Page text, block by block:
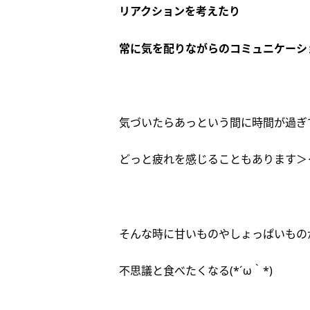
リアクションを考えたり
常に気を配りながらのコミュニケーシ
気づいたらあっという間に時間が過ぎ
どっと疲れを感じることもあります＞
そんな時に甘いものやしょっぱいもの
不思議と食べたくなる(*´ω｀*)